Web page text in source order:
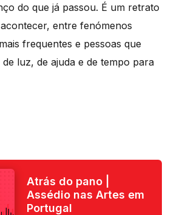
do que já passou. É um retrato
entre fenómenos
frequentes e pessoas que
luz, de ajuda e de tempo para
Atrás do pano |
Assédio nas Artes em
Portugal